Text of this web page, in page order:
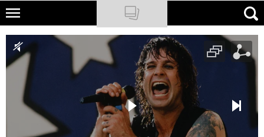
Skip
main
content
NATIONAL GEOGRAPHIC
TRAVELER
PODCASTY